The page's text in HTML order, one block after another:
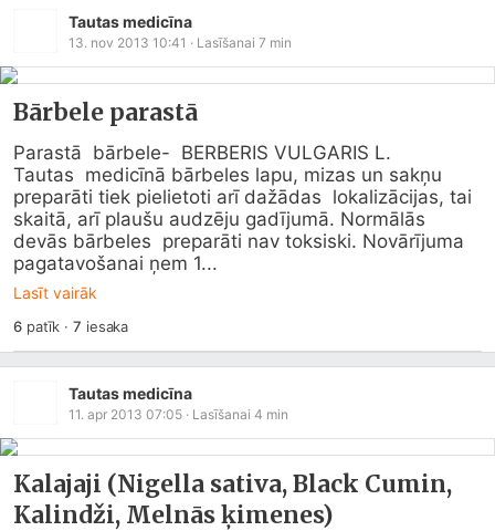
Tautas medicīna
13. nov 2013 10:41 · Lasīšanai 7 min
Bārbele parastā
Parastā  bārbele-  BERBERIS VULGARIS L.
Tautas  medicīnā bārbeles lapu, mizas un sakņu
preparāti tiek pielietoti arī dažādas  lokalizācijas, tai
skaitā, arī plaušu audzēju gadījumā. Normālās
devās bārbeles  preparāti nav toksiski. Novārījuma
pagatavošanai ņem 1...
Lasīt vairāk
6patīk ·7 iesaka
Tautas medicīna
11. apr 2013 07:05 · Lasīšanai 4 min
Kalajaji (Nigella sativa, Black Cumin,
Kalindži, Melnās ķimenes)